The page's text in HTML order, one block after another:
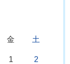
金 土
1 2